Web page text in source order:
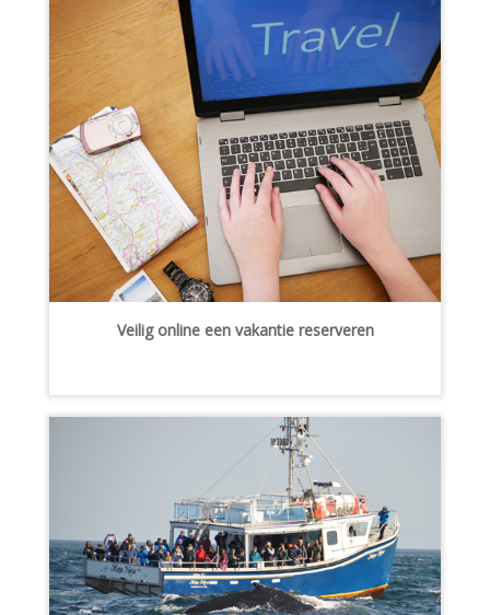
Veilig online een vakantie reserveren